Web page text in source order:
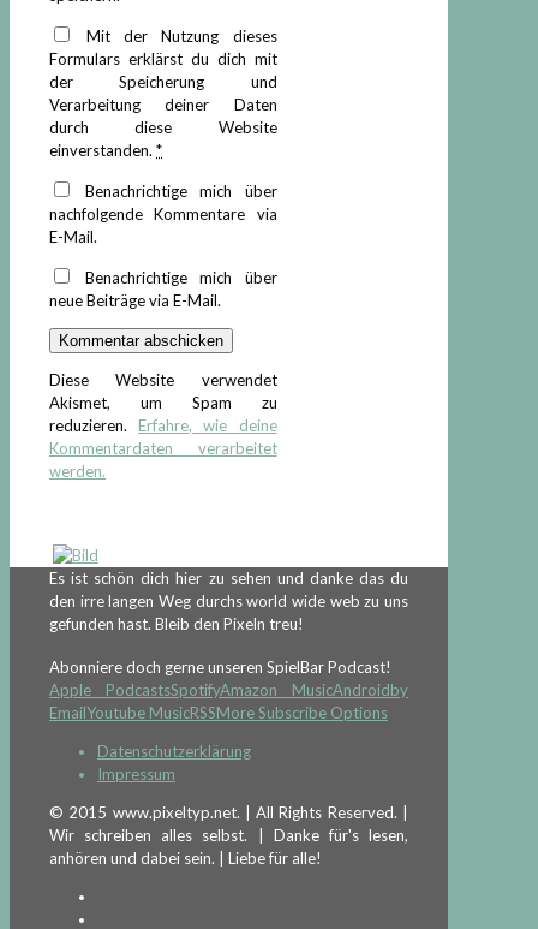
Mit der Nutzung dieses
Formulars erklärst du dich mit
der Speicherung und
Verarbeitung deiner Daten
durch diese Website
einverstanden. *
Benachrichtige mich über
nachfolgende Kommentare via
E-Mail.
Benachrichtige mich über
neue Beiträge via E-Mail.
Diese Website verwendet
Akismet, um Spam zu
reduzieren. Erfahre, wie deine
Kommentardaten verarbeitet
werden.
Es ist schön dich hier zu sehen und danke das du
den irre langen Weg durchs world wide web zu uns
gefunden hast. Bleib den Pixeln treu!
Abonniere doch gerne unseren SpielBar Podcast!
Apple PodcastsSpotifyAmazon MusicAndroidby
EmailYoutube MusicRSSMore Subscribe Options
Datenschutzerklärung
Impressum
© 2015 www.pixeltyp.net. | All Rights Reserved. |
Wir schreiben alles selbst. | Danke für's lesen,
anhören und dabei sein. | Liebe für alle!